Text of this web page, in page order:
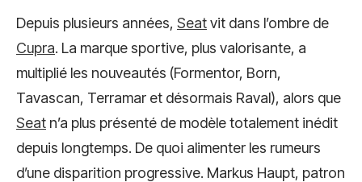
Depuis plusieurs années, Seatvit dans l’ombre de
Cupra. La marque sportive, plus valorisante, a
multiplié les nouveautés (Formentor, Born,
Tavascan, Terramar et désormais Raval), alors que
Seat n’a plus présenté de modèle totalement inédit
depuis longtemps. De quoi alimenter les rumeurs
d’une disparition progressive. Markus Haupt, patron